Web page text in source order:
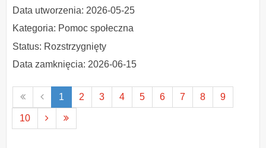
Data utworzenia: 2026-05-25
Kategoria: Pomoc społeczna
Status: Rozstrzygnięty
Data zamknięcia: 2026-06-15
Pierwsza
strona
Poprzednia
strona
1 2 3 4 5 6 7 8 9
10
Następna
strona
Ostatnia
strona